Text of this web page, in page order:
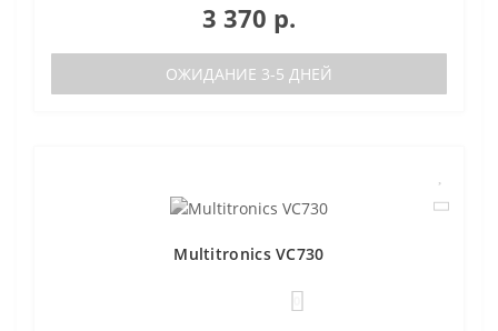
3 370 р.
ОЖИДАНИЕ 3-5 ДНЕЙ
Multitronics VC730